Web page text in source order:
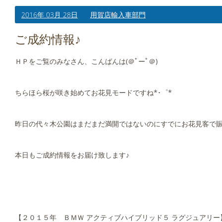
2016年 03月 28日 用賀店輸入車部門
ご成約情報♪
ＨＰをご覧のみなさん、こんばんは(＠ﾟーﾟ＠)
ちらほら桜が咲き始めてお花見モードですね*･゜*
昨日の代々木公園はまだまだ満開ではないのにすでにお花見客で
本日もご成約情報をお届け致します♪
【２０１５年 ＢＭＷ アクティブハイブリッド５ ラグジュアリー